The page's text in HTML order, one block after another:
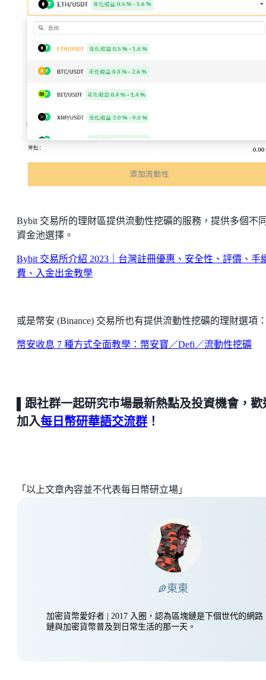
Bybit 交易所的理財區提供流動性挖礦的服務，提供多個不
資金池選擇。
Bybit 交易所介紹 2023｜台灣註冊優惠、安全性、評價、手
費、入金出金教學
或是幣安 (Binance) 交易所也有提供流動性挖礦的理財選項
幣安收息 7 種方式全面教學：幣安寶／Defi／流動性挖礦
▌跟社群一起研究市場最新熱點及投資機會，歡
加入每日幣研華語交流群 ！
「以上文章內容並不代表每日幣研立場」
東東
加密貨幣愛好者 | 2017 入圈，認為區塊鏈是下個世代的網路
鏈與加密貨幣普及到日常生活的那一天。